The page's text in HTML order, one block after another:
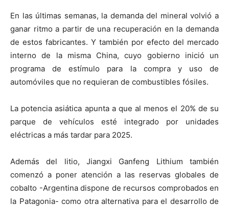
En las últimas semanas, la demanda del mineral volvió a
ganar ritmo a partir de una recuperación en la demanda
de estos fabricantes. Y también por efecto del mercado
interno de la misma China, cuyo gobierno inició un
programa de estímulo para la compra y uso de
automóviles que no requieran de combustibles fósiles.
La potencia asiática apunta a que al menos el 20% de su
parque de vehículos esté integrado por unidades
eléctricas a más tardar para 2025.
Además del litio, Jiangxi Ganfeng Lithium también
comenzó a poner atención a las reservas globales de
cobalto -Argentina dispone de recursos comprobados en
la Patagonia- como otra alternativa para el desarrollo de